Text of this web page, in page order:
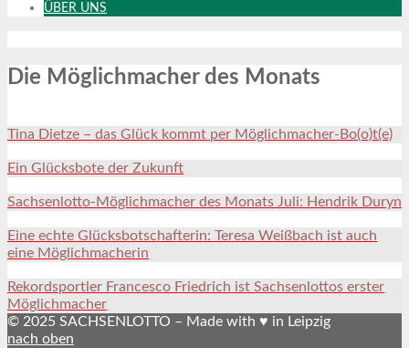
ÜBER UNS
Die Möglichmacher des Monats
Tina Dietze – das Glück kommt per Möglichmacher-Bo(o)t(e)
Ein Glücksbote der Zukunft
Sachsenlotto-Möglichmacher des Monats Juli: Hendrik Duryn
Eine echte Glücksbotschafterin: Teresa Weißbach ist auch
eine Möglichmacherin
Rekordsportler Francesco Friedrich ist Sachsenlottos erster
Möglichmacher
© 2025 SACHSENLOTTO – Made with ♥ in Leipzig
nach oben